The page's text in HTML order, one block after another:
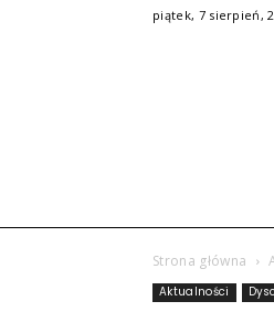
piątek, 7 sierpień,
Strona główna
Aktualności